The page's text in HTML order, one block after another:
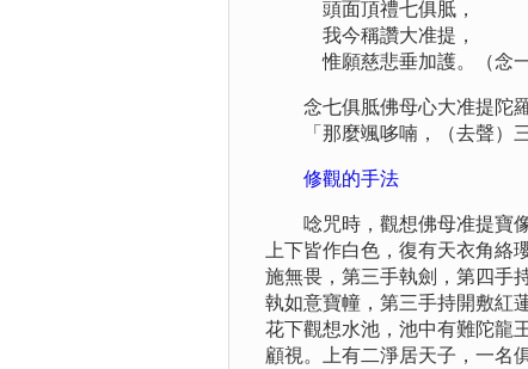
頭面頂禮七俱胝，
我今稱讚大准提，
惟願慈悲垂加護。（念一
念七俱胝佛母心大准提陀羅
「那麼颯哆喃，（去聲）三
修觀的手法
唸咒時，觀想佛母准提寶像
上下皆作白色，復有天衣角
施無畏，第三手執劍，第四手
執如意寶幢，第三手持開敷紅
花下觀想水池，池中有難陀龍
顧視。上有二淨居天子，一名